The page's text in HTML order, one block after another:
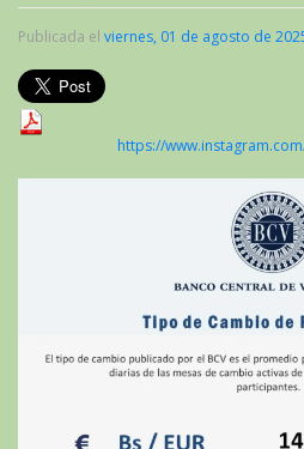
Publicada el viernes, 01 de agosto de
https://